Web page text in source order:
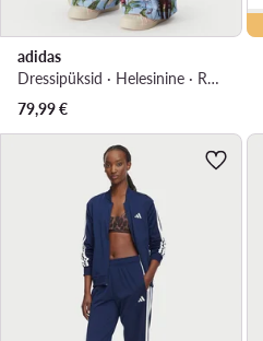
adidas
Dressipüksid · Helesinine · Relaxed Fit
79,99€